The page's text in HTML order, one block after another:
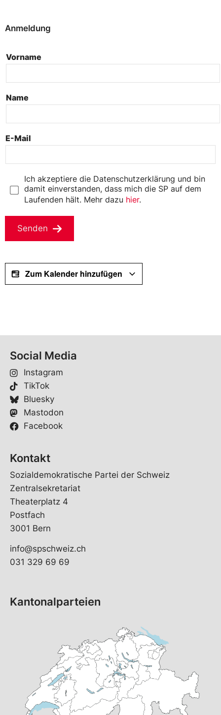
Anmeldung
Vorname
Name
E-Mail
n
e
r
Ich akzeptiere die Datenschutzerklärung und bin
damit einverstanden, dass mich die SP auf dem
Laufenden hält. Mehr dazu hier.
Senden
Zum Kalender hinzufügen
Social Media
Instagram
TikTok
Bluesky
Mastodon
Facebook
Kontakt
Sozialdemokratische Partei der Schweiz
Zentralsekretariat
Theaterplatz 4
Postfach
3001 Bern
info@spschweiz.ch
031 329 69 69
Kantonalparteien